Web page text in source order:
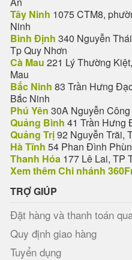
Tây Ninh 1075 CTM8,
Ninh
Bình Định 340 Nguyễn
Tp Quy Nhơn
Cà Mau 221 Lý Thường
Mau
Bắc Ninh 83 Trần Hưng
Bắc Ninh
Phú Yên 30A Nguyễn
Quảng Bình 41 Trần Hưng
Quảng Trị92 Nguyễn Trãi,
Hà Tĩnh 54 Phan Đình
Thanh Hóa 177 Lê Lai, TP
Xem thêm Chi nhánh
TRỢ GIÚP
Đặt hàng và thanh toán
Quy định giao hàng
Tuyển dụng